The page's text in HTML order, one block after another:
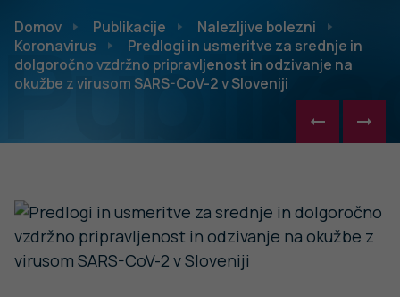
Domov Publikacije
Nalezljive bolezni
Koronavirus
Predlogi in usmeritve za srednje in
dolgoročno vzdržno pripravljenost in odzivanje na
okužbe z virusom SARS-CoV-2 v Sloveniji